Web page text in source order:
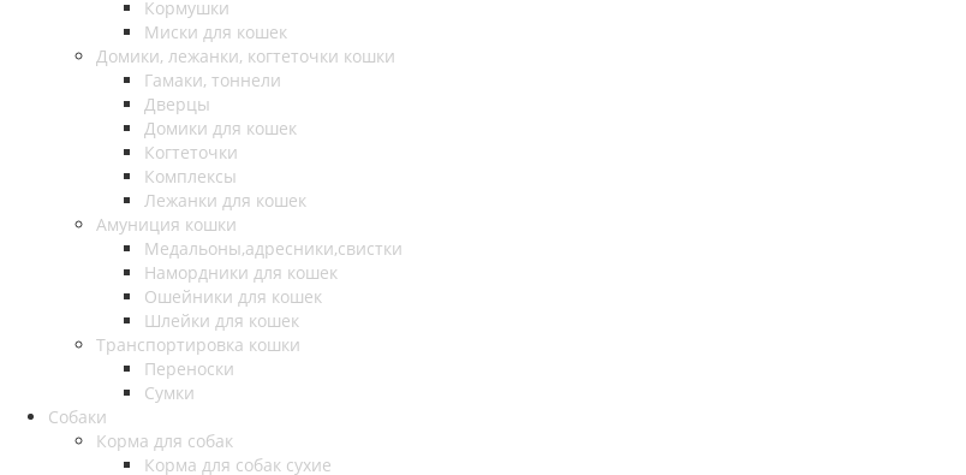
Кормушки
Миски для кошек
Домики, лежанки, когтеточки кошки
Гамаки, тоннели
Дверцы
Домики для кошек
Когтеточки
Комплексы
Лежанки для кошек
Амуниция кошки
Медальоны,адресники,свистки
Намордники для кошек
Ошейники для кошек
Шлейки для кошек
Транспортировка кошки
Переноски
Сумки
Собаки
Корма для собак
Корма для собак сухие